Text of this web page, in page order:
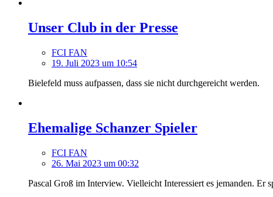
Unser Club in der Presse
FCI FAN
19. Juli 2023 um 10:54
Bielefeld muss aufpassen, dass sie nicht durchgereicht werden.
Ehemalige Schanzer Spieler
FCI FAN
26. Mai 2023 um 00:32
Pascal Groß im Interview. Vielleicht Interessiert es jemanden. Er